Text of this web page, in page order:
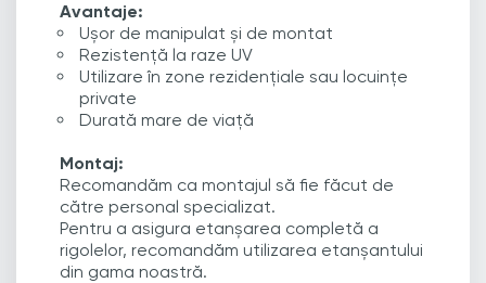
Avantaje:
Ușor de manipulat și de montat
Rezistență la raze UV
Utilizare în zone rezidențiale sau locuințe
private
Durată mare de viață
Montaj:
Recomandăm ca montajul să fie făcut de
către personal specializat.
Pentru a asigura etanșarea completă a
rigolelor, recomandăm utilizarea etanșantului
din gama noastră.